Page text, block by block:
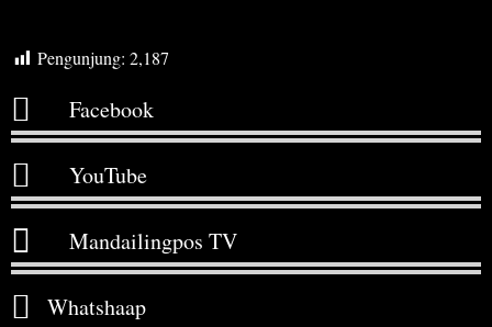
Pengunjung: 2,187
Facebook
YouTube
Mandailingpos TV
Whatshaap